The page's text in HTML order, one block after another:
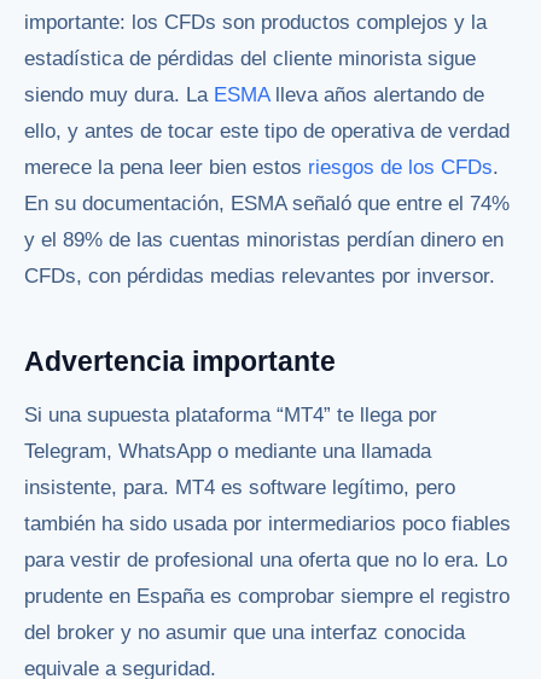
importante: los CFDs son productos complejos y la
estadística de pérdidas del cliente minorista sigue
siendo muy dura. La ESMAlleva años alertando de
ello, y antes de tocar este tipo de operativa de verdad
merece la pena leer bien estos riesgos de los CFDs.
En su documentación, ESMA señaló que entre el 74%
y el 89% de las cuentas minoristas perdían dinero en
CFDs, con pérdidas medias relevantes por inversor.
Advertencia importante
Si una supuesta plataforma “MT4” te llega por
Telegram, WhatsApp o mediante una llamada
insistente, para. MT4 es software legítimo, pero
también ha sido usada por intermediarios poco fiables
para vestir de profesional una oferta que no lo era. Lo
prudente en España es comprobar siempre el registro
del broker y no asumir que una interfaz conocida
equivale a seguridad.